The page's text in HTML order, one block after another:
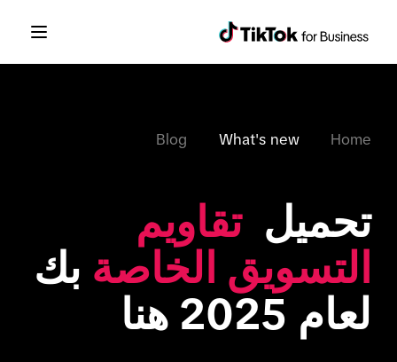
Home
What's new
Blog
تحميل
التسويق الخاصة
لعام 2025 هنا